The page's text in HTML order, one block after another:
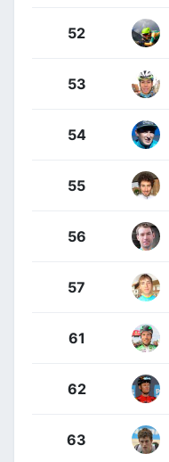
52
53
54
55
56
57
61
62
63